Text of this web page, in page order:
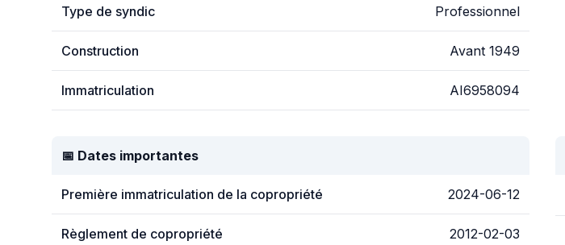
Type de syndic Professionnel
Construction Avant 1949
Immatriculation AI6958094
📅 Dates importantes
Première immatriculation de la copropriété 2024-06-12
Règlement de copropriété 2012-02-03